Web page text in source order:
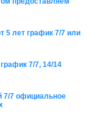
5 лет график 7/7 или
7/7, 14/14
7/7 официальное